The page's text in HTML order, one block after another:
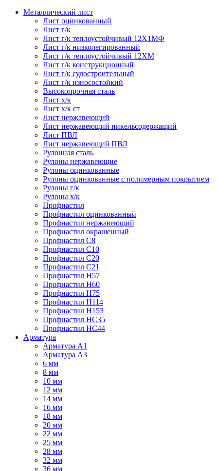
Металлический лист
Лист оцинкованный
Лист г/к
Лист г/к теплоустойчивый 12Х1МФ
Лист г/к низколегированный
Лист г/к теплоустойчивый 12ХМ
Лист г/к конструкционный
Лист г/к судостроительный
Лист г/к износостойкий
Высокопрочная сталь
Лист х/к
Лист х/к ст
Лист нержавеющий
Лист нержавеющий никельсодержащий
Лист ПВЛ
Лист нержавеющий ПВЛ
Рулонная сталь
Рулоны нержавеющие
Рулоны оцинкованные
Рулоны оцинкованные с полимерным покрытием
Рулоны г/к
Рулоны х/к
Профнастил
Профнастил оцинкованный
Профнастил нержавеющий
Профнастил окрашенный
Профнастил С8
Профнастил С10
Профнастил С20
Профнастил С21
Профнастил Н57
Профнастил Н60
Профнастил Н75
Профнастил Н114
Профнастил Н153
Профнастил НС35
Профнастил НС44
Арматура
Арматура А1
Арматура А3
6 мм
8 мм
10 мм
12 мм
14 мм
16 мм
18 мм
20 мм
22 мм
25 мм
28 мм
32 мм
36 мм